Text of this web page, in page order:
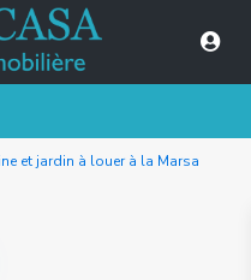
et jardin à louer à la Marsa